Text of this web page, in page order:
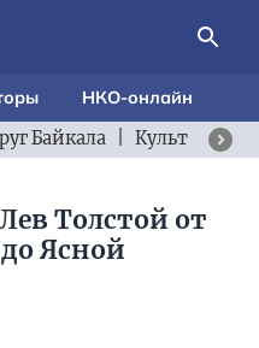
НКО-онлайн
Байкала Культурный
Толстой от
Ясной